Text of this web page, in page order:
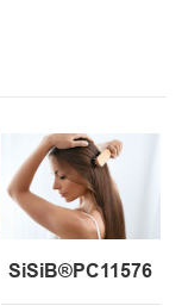
SiSiB®PC11576